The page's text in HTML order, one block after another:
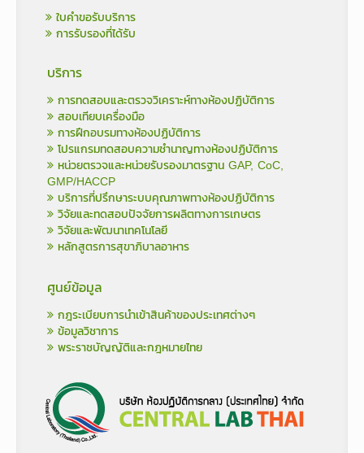
ใบคำขอรับบริการ
การรับรองที่ได้รับ
บริการ
การทดสอบและตรวจวิเคราะห์ทางห้องปฏิบัติการ
สอบเทียบเครื่องมือ
การฝึกอบรมทางห้องปฏิบัติการ
โปรแกรมทดสอบความชำนาญทางห้องปฏิบัติการ
หน่วยตรวจและหน่วยรับรองมาตรฐาน GAP, CoC,
GMP/HACCP
บริการที่ปรึกษาระบบคุณภาพทางห้องปฏิบัติการ
วิจัยและทดสอบปัจจัยการผลิตทางการเกษตร
วิจัยและพัฒนาเทคโนโลยี
หลักสูตรการสุขาภิบาลอาหาร
ศูนย์ข้อมูล
กฎระเบียบการนำเข้าสินค้าของประเทศต่างๆ
ข้อมูลวิชาการ
พระราชบัญญัติและกฎหมายไทย